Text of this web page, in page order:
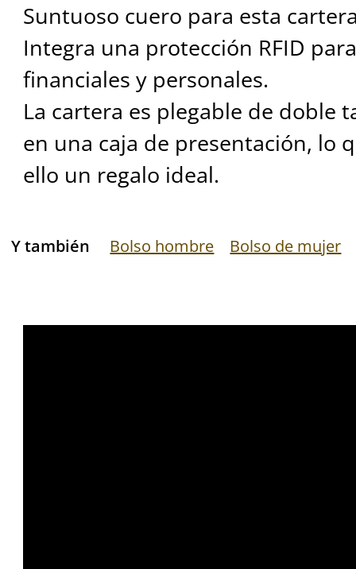
Suntuoso cuero para esta
Integra una protección RFID
financiales y personales.
La cartera es plegable de doble
en una caja de presentación, lo
ello un regalo ideal.
Y también Bolso hombre Bolso de mujer